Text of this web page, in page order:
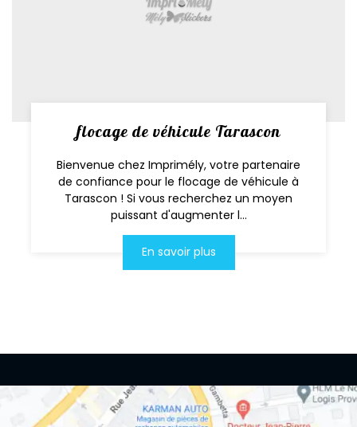
flocage de véhicule Tarascon
Bienvenue chez Imprimély, votre partenaire
de confiance pour le flocage de véhicule à
Tarascon ! Si vous recherchez un moyen
puissant d'augmenter l...
En savoir plus